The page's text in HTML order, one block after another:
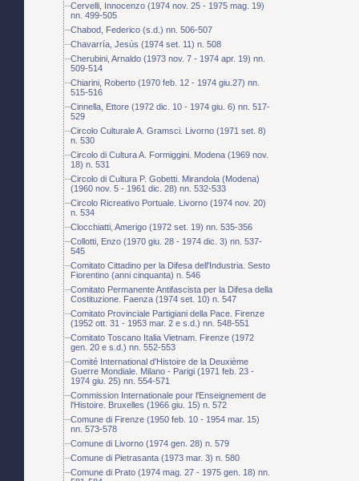
Cervelli, Innocenzo (1974 nov. 25 - 1975 mag. 19)
nn. 499-505
Chabod, Federico (s.d.) nn. 506-507
Chavarría, Jesús (1974 set. 11) n. 508
Cherubini, Arnaldo (1973 nov. 7 - 1974 apr. 19) nn.
509-514
Chiarini, Roberto (1970 feb. 12 - 1974 giu.27) nn.
515-516
Cinnella, Ettore (1972 dic. 10 - 1974 giu. 6) nn. 517-
529
Circolo Culturale A. Gramsci. Livorno (1971 set. 8)
n. 530
Circolo di Cultura A. Formiggini. Modena (1969 nov.
18) n. 531
Circolo di Cultura P. Gobetti. Mirandola (Modena)
(1960 nov. 5 - 1961 dic. 28) nn. 532-533
Circolo Ricreativo Portuale. Livorno (1974 nov. 20)
n. 534
Clocchiatti, Amerigo (1972 set. 19) nn. 535-356
Collotti, Enzo (1970 giu. 28 - 1974 dic. 3) nn. 537-
545
Comitato Cittadino per la Difesa dell'Industria. Sesto
Fiorentino (anni cinquanta) n. 546
Comitato Permanente Antifascista per la Difesa della
Costituzione. Faenza (1974 set. 10) n. 547
Comitato Provinciale Partigiani della Pace. Firenze
(1952 ott. 31 - 1953 mar. 2 e s.d.) nn. 548-551
Comitato Toscano Italia Vietnam. Firenze (1972
gen. 20 e s.d.) nn. 552-553
Comité International d'Histoire de la Deuxième
Guerre Mondiale. Milano - Parigi (1971 feb. 23 -
1974 giu. 25) nn. 554-571
Commission Internationale pour l'Enseignement de
l'Histoire. Bruxelles (1966 giu. 15) n. 572
Comune di Firenze (1950 feb. 10 - 1954 mar. 15)
nn. 573-578
Comune di Livorno (1974 gen. 28) n. 579
Comune di Pietrasanta (1973 mar. 3) n. 580
Comune di Prato (1974 mag. 27 - 1975 gen. 18) nn.